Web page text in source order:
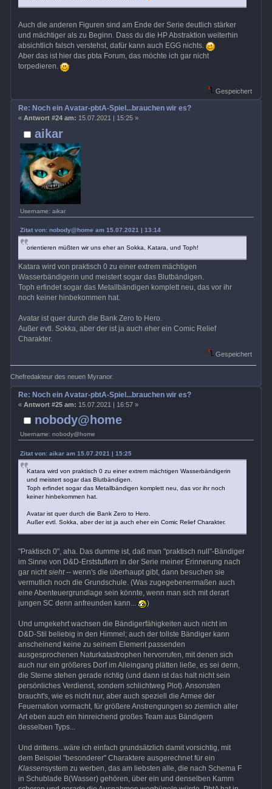
Auch die anderen Figuren sind am Ende der Serie deutlich stärker
und mächtiger als zu Beginn. Dass du die HP Abstraktion weiterhin
absichtlich falsch verstehst, dafür kann auch EGG nichts.
Aber das ist hier das pbta Forum, das möchte ich gar nicht
torpedieren.
Gespeichert
aikar
Username: aikar
Re: Noch ein Avatar-pbtA-Spiel...brauchen wir es?
« Antwort #24 am: 15.07.2021 | 15:25 »
Zitat von: nobody@home am 15.07.2021 | 13:14
orientieren müßten wir uns eher an Sokka, Katara, und Toph!
Katara wird von praktisch 0 zu einer extrem mächtigen
Wasserbändigerin und meistert sogar das Blutbändigen.
Toph erfindet sogar das Metallbändigen komplett neu, das vor ihr
noch keiner hinbekommen hat.
Avatar ist quer durch die Bank Zero to Hero.
Außer evtl. Sokka, aber der ist ja auch eher ein Comic Relief
Charakter.
Gespeichert
Chefredakteur des neuen Myranor.
nobody@home
Username: nobody@home
Re: Noch ein Avatar-pbtA-Spiel...brauchen wir es?
« Antwort #25 am: 15.07.2021 | 16:57 »
Zitat von: aikar am 15.07.2021 | 15:25
Katara wird von praktisch 0 zu einer extrem mächtigen Wasserbändigerin
und meistert sogar das Blutbändigen.
Toph erfindet sogar das Metallbändigen komplett neu, das vor ihr noch
keiner hinbekommen hat.
Avatar ist quer durch die Bank Zero to Hero.
Außer evtl. Sokka, aber der ist ja auch eher ein Comic Relief Charakter.
"Praktisch 0", aha. Das dumme ist, daß man "praktisch null"-Bändiger
im Sinne von D&D-Erststuflern in der Serie meiner Erinnerung nach
gar nichtsieht-- wenn's die überhaupt gibt, dann besuchen sie
vermutlich noch die Grundschule. (Was zugegebenermaßen auch
eine Abenteuergrundlage sein könnte, wenn man sich mit derart
jungen SC denn anfreunden kann...
)
Und umgekehrt wachsen die Bändigerfähigkeiten auch nicht im
D&D-Stil beliebig in den Himmel; auch der tollste Bändiger kann
anscheinend keine zu seinem Element passenden
ausgesprochenen Naturkatastrophen hervorrufen, mit denen sich
auch nur ein größeres Dorf im Alleingang plätten ließe, es sei denn,
die Sterne stehen gerade richtig (und dann ist das halt nicht sein
persönliches Verdienst, sondern schlichtweg Plot). Ansonsten
braucht's, wie es nicht nur, aber auch speziell die Armee der
Feuernation vormacht, für größere Anstrengungen so ziemlich aller
Art eben auch ein hinreichend großes Team aus Bändigern
desselben Typs...
Und drittens...wäre ich einfach grundsätzlich damit vorsichtig, mit
dem Beispiel "besonderer" Charaktere ausgerechnet für ein
Klassensystem zu werben, das am liebsten alle, die nach Schema F
in Schublade B(Wasser) gehören, über ein und denselben Kamm